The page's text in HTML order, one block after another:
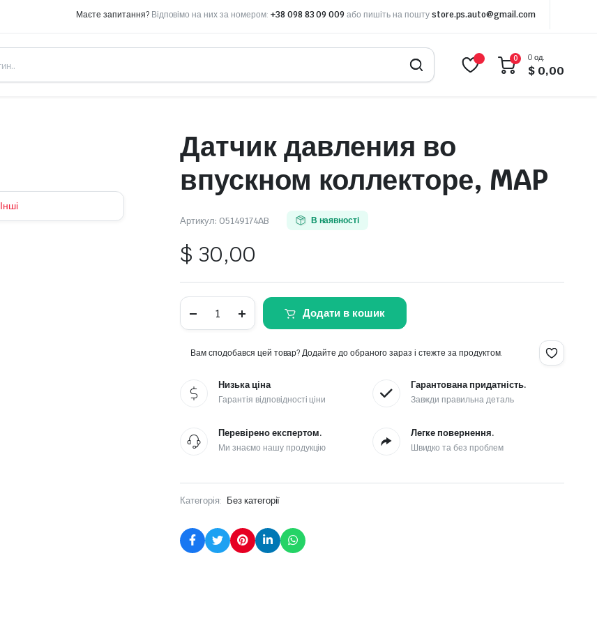
Маєте запитання? Відповімо на них за номером: +38 098 83 09 009 або пишіть на пошту store.ps.auto@gmail.com
0 0 од.
$ 0,00
Інші
Датчик давления во
впускном коллекторе, MAP
Артикул: 05149174AB В наявності
$ 30,00
давления
коллекторе,
Додати в кошик
Вам сподобався цей товар? Додайте до обраного зараз і стежте за продуктом.
Низька ціна
Гарантія відповідності ціни
Гарантована придатність.
Завжди правильна деталь
Перевірено експертом.
Ми знаємо нашу продукцію
Легке повернення.
Швидко та без проблем
Категорія: Без категорії